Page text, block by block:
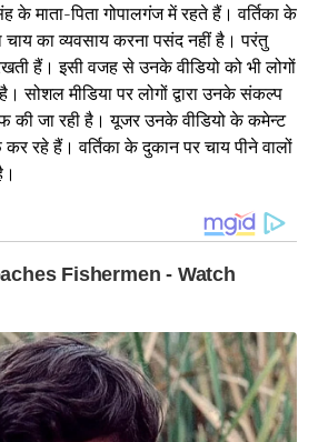
के माता-पिता गोपालगंज में रहते हैं। वर्तिका के
चाय का व्यवसाय करना पसंद नहीं है। परंतु
हैं। इसी वजह से उनके वीडियो को भी लोगों
है। सोशल मीडिया पर लोगों द्वारा उनके संकल्प
की जा रही है। यूजर उनके वीडियो के कमेन्ट
रहे हैं। वर्तिका के दुकान पर चाय पीने वालों